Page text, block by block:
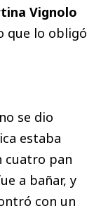
Vignolo
que lo obligó
se dio
estaba
cuatro pan
a bañar, y
con un